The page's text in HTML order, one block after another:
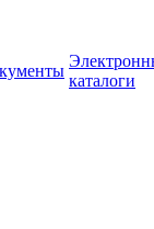
каталоги